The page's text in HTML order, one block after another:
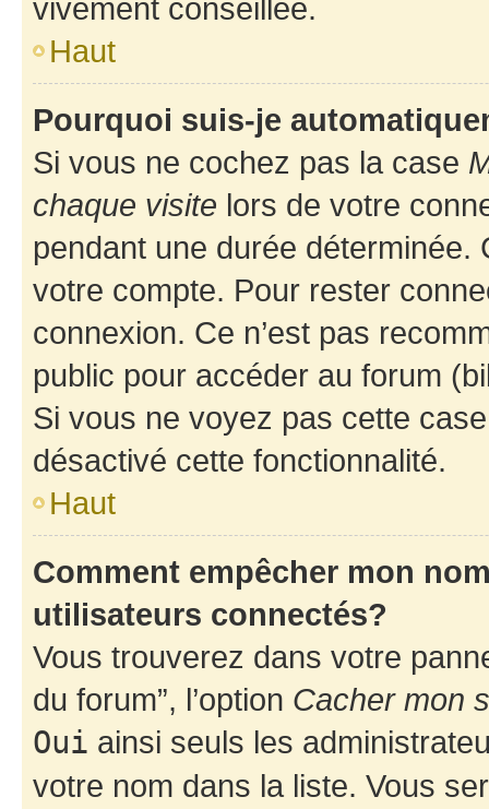
vivement conseillée.
Haut
Pourquoi suis-je
Si vous ne cochez pas la case
chaque visite lors de votre
pendant une durée déterminée.
votre compte. Pour rester
connexion. Ce n’est pas
public pour accéder au forum
Si vous ne voyez pas cette
désactivé cette fonctionnalité.
Haut
Comment empêcher mon
utilisateurs connectés?
Vous trouverez dans votre
du forum”, l’option Cacher mon
Oui ainsi seuls les
votre nom dans la liste. Vous